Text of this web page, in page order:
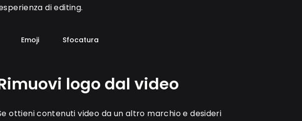
di editing.
Emoji Sfocatura
logo dal video
ottieni contenuti video da un altro marchio e desideri